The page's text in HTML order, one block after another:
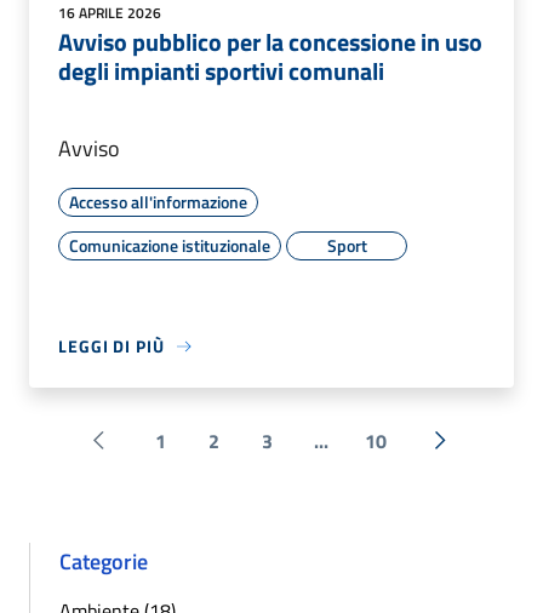
16 APRILE 2026
Avviso pubblico per la concessione in uso
degli impianti sportivi comunali
Avviso
Accesso all'informazione
Comunicazione istituzionale
Sport
LEGGI DI PIÙ
Pagina precedente
1 2 3 ... 10 Successiva
Categorie